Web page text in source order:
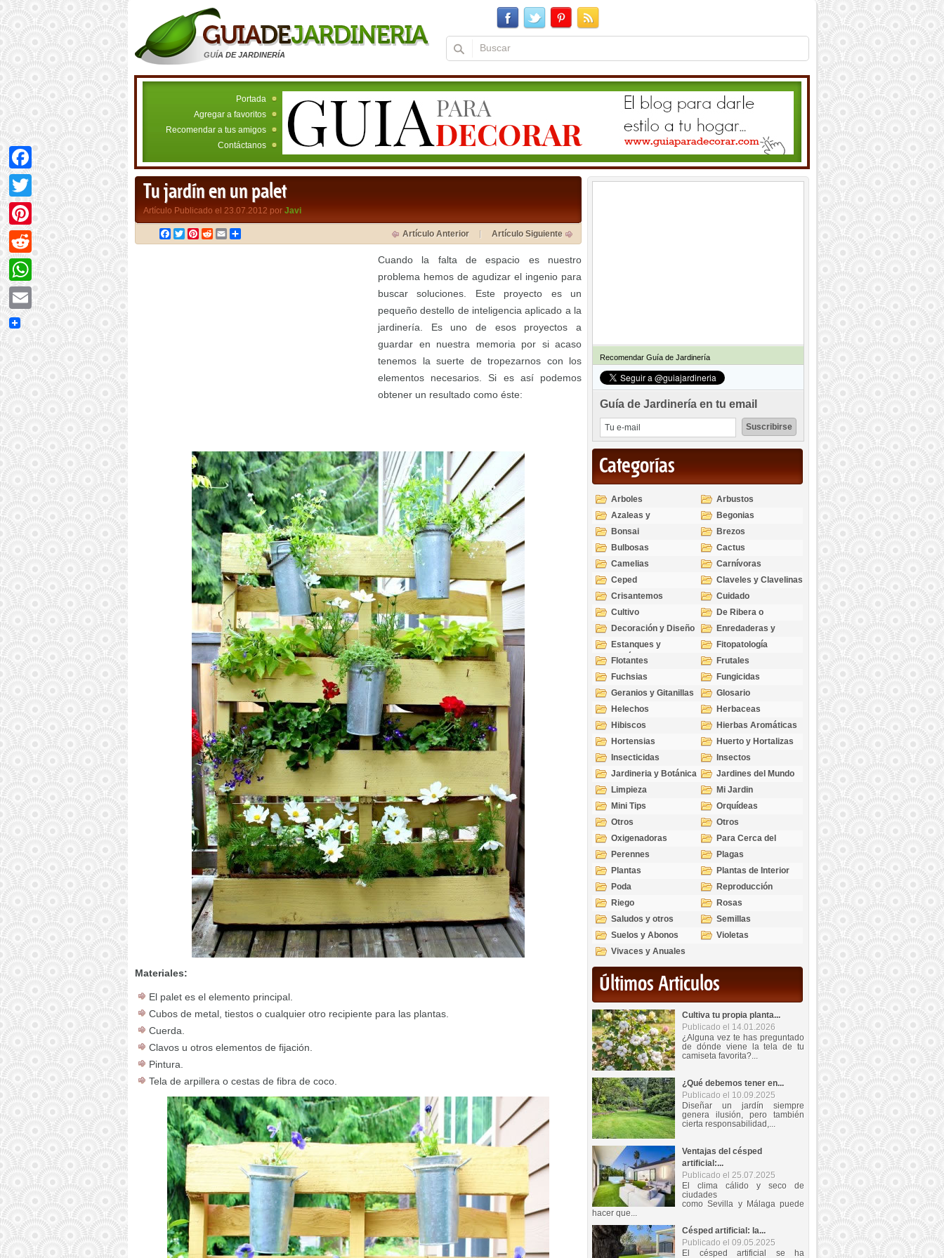
GUÍA DE JARDINERÍA
Portada
Agregar a favoritos
Recomendar a tus amigos
Contáctanos
Tu jardín en un palet
Artículo Publicado el 23.07.2012 por Javi
Facebook
TwitterPinterest
RedditEmail Artículo Anterior Artículo Siguiente
Cuando la falta de espacio es nuestro
problema hemos de agudizar el ingenio para
buscar soluciones. Este proyecto es un
pequeño destello de inteligencia aplicado a la
jardinería. Es uno de esos proyectos a
guardar en nuestra memoria por si acaso
tenemos la suerte de tropezarnos con los
elementos necesarios. Si es así podemos
obtener un resultado como éste:
Materiales:
El palet es el elemento principal.
Cubos de metal, tiestos o cualquier otro recipiente para las plantas.
Cuerda.
Clavos u otros elementos de fijación.
Pintura.
Tela de arpillera o cestas de fibra de coco.
Recomendar Guía de Jardinería
Guía de Jardinería en tu email
Categorías
Arboles
Arbustos
Azaleas y
Rododendros
Begonias
Bonsai
Brezos
Bulbosas
Cactus
Camelias
Carnívoras
Ceped
Claveles y Clavelinas
Crisantemos
Cuidado
Cultivo
De Ribera o
Palustres
Decoración y Diseño
Enredaderas y
cubresuelos
Estanques y
Acuáticas
Fitopatología
Flotantes
Frutales
Fuchsias
Fungicidas
Geranios y Gitanillas
Glosario
Helechos
Herbaceas
Hibiscos
Hierbas Aromáticas
Hortensias
Huerto y Hortalizas
Insecticidas
Insectos
Jardineria y Botánica
Jardines del Mundo
Limpieza
Mi Jardin
Mini Tips
Orquídeas
Otros
Otros
Oxigenadoras
Para Cerca del
Estanque
Perennes
Plagas
Plantas
Plantas de Interior
Poda
Reproducción
Riego
Rosas
Saludos y otros
temas
Semillas
Suelos y Abonos
Violetas
Vivaces y Anuales
Últimos Articulos
Cultiva tu propia planta...
Publicado el 14.01.2026
¿Alguna vez te has preguntado
de dónde viene la tela de tu
camiseta favorita?...
¿Qué debemos tener en...
Publicado el 10.09.2025
Diseñar un jardín siempre
genera ilusión, pero también
cierta responsabilidad,...
Ventajas del césped
artificial:...
Publicado el 25.07.2025
El clima cálido y seco de
ciudades
como Sevilla y Málaga puede
hacer que...
Césped artificial: la...
Publicado el 09.05.2025
El césped artificial se ha
Facebook
Twitter
Pinterest
Reddit
WhatsApp
Email